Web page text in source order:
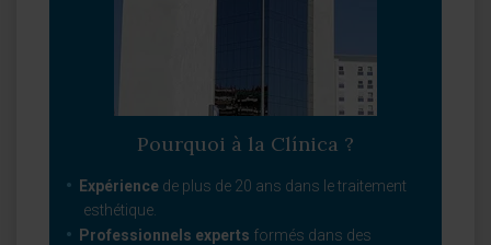
Pourquoi à la Clínica ?
Expérience de plus de 20 ans dans le traitement
esthétique.
Professionnels experts formés dans des